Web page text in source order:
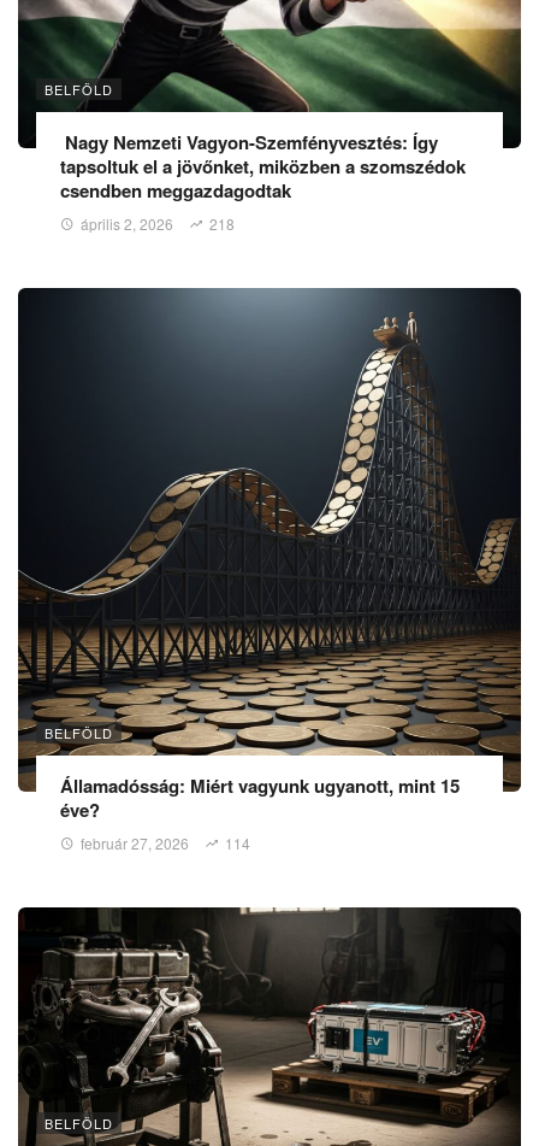
BELFÖLD
Nagy Nemzeti Vagyon-Szemfényvesztés: Így
tapsoltuk el a jövőnket, miközben a szomszédok
csendben meggazdagodtak
április 2, 2026 218
BELFÖLD
Államadósság: Miért vagyunk ugyanott, mint 15
éve?
február 27, 2026 114
BELFÖLD